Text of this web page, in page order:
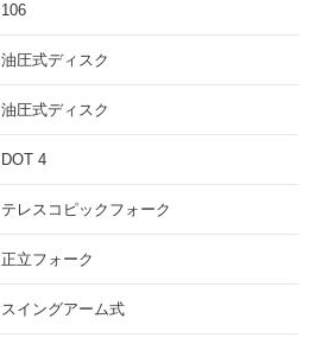
106
油圧式ディスク
油圧式ディスク
DOT 4
テレスコピックフォーク
正立フォーク
スイングアーム式